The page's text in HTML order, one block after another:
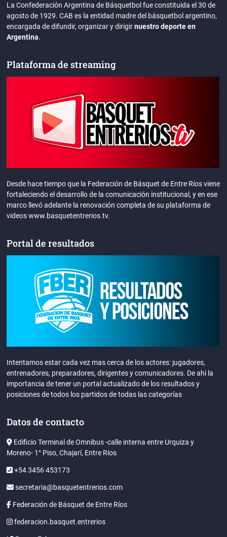
La Confederación Argentina de Básquetbol fue constituida el 30 de
agosto de 1929. CAB es la entidad madre del básquetbol argentino,
encargada de difundir, organizar y dirigirnuestro deporte en
Argentina.
Plataforma de streaming
Desde hace tiempo que la Federación de Básquet de Entre Ríos viene
fortaleciendo el desarrollo de la comunicación institucional, y en ese
marco llevó adelante la renovación completa de su plataforma de
videos www.basquetentrerios.tv.
Portal de resultados
Intentamos estar cada vez mas cerca de los actores: jugadores,
entrenadores, preparadores, dirigentes y comunicadores. De ahi la
importancia de tener un portal actualizado de los resultados y
posiciones de todos los partidos de todas las categorías
Datos de contacto
Edificio Terminal de Omnibus -calle interna entre Urquiza y
Moreno- 1° Piso, Chajarí, Entre Ríos
+54 3456 453173
secretaria@basquetentrerios.com
Federación de Básquet de Entre Ríos
federacion.basquet.entrerios